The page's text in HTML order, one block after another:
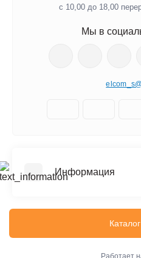
с 10,00 до 18,00
Мы в
Информация
О компании
Работает